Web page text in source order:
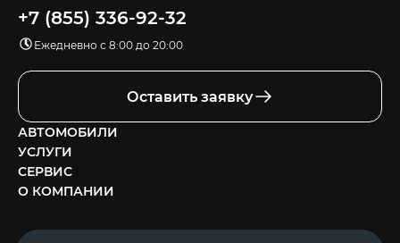
+7 (855) 336-92-32
Ежедневно с 8:00 до 20:00
Оставить заявку
АВТОМОБИЛИ
УСЛУГИ
СЕРВИС
О КОМПАНИИ